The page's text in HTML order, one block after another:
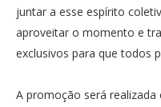
juntar a esse espírito
aproveitar o momento e
exclusivos para que todos
A promoção será